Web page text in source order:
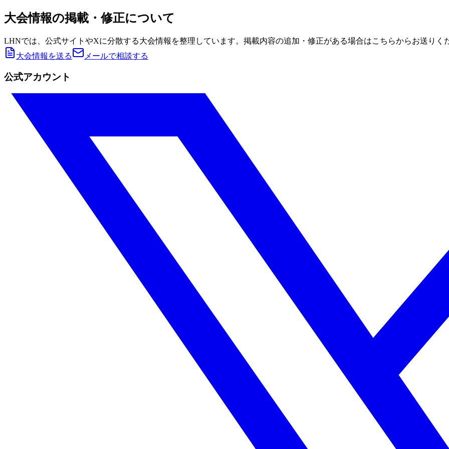
大会情報の掲載・修正について
LHNでは、公式サイトやXに分散する大会情報を整理しています。掲載内容の追加・修正がある場合はこちらからお送りく
大会情報を送る
メールで相談する
公式アカウント